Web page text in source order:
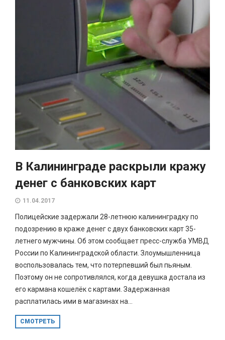
В Калининграде раскрыли кражу
денег с банковских карт
11.04.2017
Полицейские задержали 28-летнюю калининградку по
подозрению в краже денег с двух банковских карт 35-
летнего мужчины. Об этом сообщает пресс-служба УМВД
России по Калининградской области. Злоумышленница
воспользовалась тем, что потерпевший был пьяным.
Поэтому он не сопротивлялся, когда девушка достала из
его кармана кошелёк с картами. Задержанная
расплатилась ими в магазинах на...
СМОТРЕТЬ